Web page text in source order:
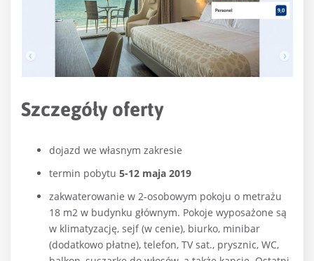
Szczegóły oferty
dojazd we własnym zakresie
termin pobytu 5-12 maja 2019
zakwaterowanie w 2-osobowym pokoju o metrażu
18 m2 w budynku głównym. Pokoje wyposażone są
w klimatyzację, sejf (w cenie), biurko, minibar
(dodatkowo płatne), telefon, TV sat., prysznic, WC,